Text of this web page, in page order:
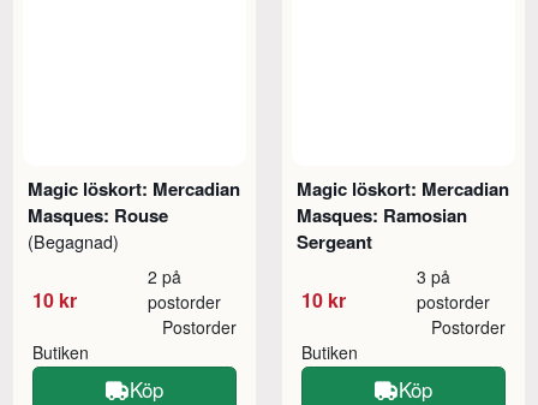
Magic löskort: Mercadian
Masques: Rouse
(Begagnad)
10 kr
2 på
postorder
Butiken
Postorder
Köp
Magic löskort: Mercadian
Masques: Ramosian
Sergeant
10 kr
3 på
postorder
Butiken
Postorder
Köp